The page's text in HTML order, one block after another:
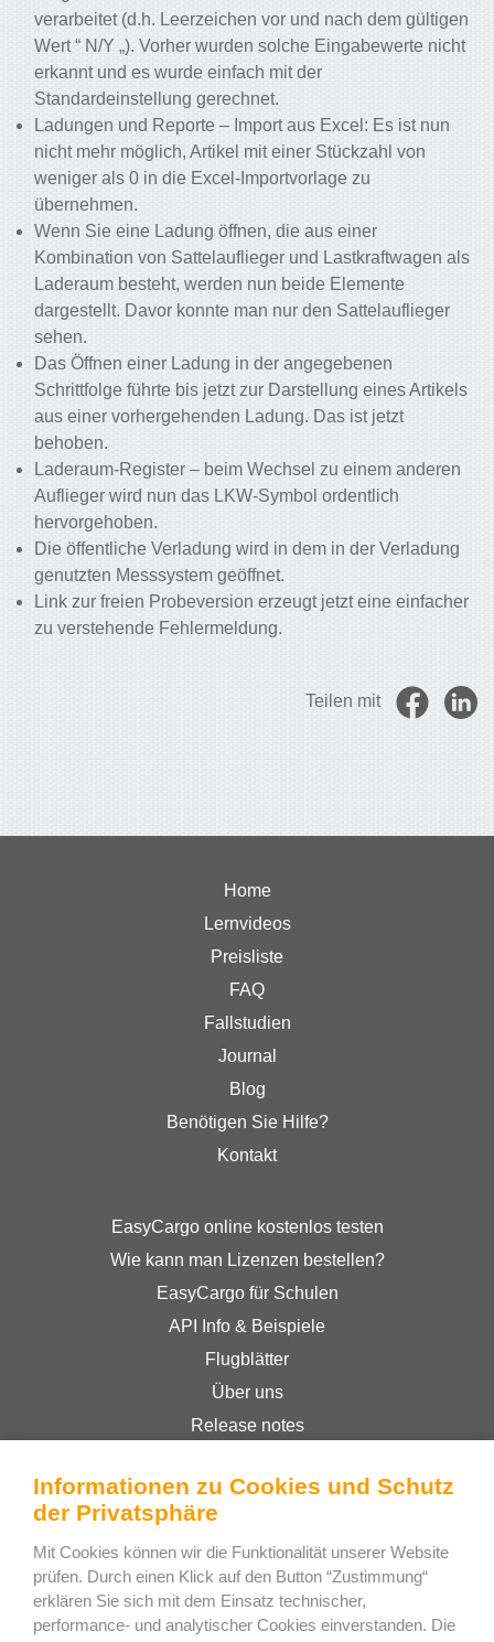
verarbeitet (d.h. Leerzeichen vor und nach dem gültigen
Wert “ N/Y „). Vorher wurden solche Eingabewerte nicht
erkannt und es wurde einfach mit der
Standardeinstellung gerechnet.
Ladungen und Reporte – Import aus Excel: Es ist nun
nicht mehr möglich, Artikel mit einer Stückzahl von
weniger als 0 in die Excel-Importvorlage zu
übernehmen.
Wenn Sie eine Ladung öffnen, die aus einer
Kombination von Sattelauflieger und Lastkraftwagen als
Laderaum besteht, werden nun beide Elemente
dargestellt. Davor konnte man nur den Sattelauflieger
sehen.
Das Öffnen einer Ladung in der angegebenen
Schrittfolge führte bis jetzt zur Darstellung eines Artikels
aus einer vorhergehenden Ladung. Das ist jetzt
behoben.
Laderaum-Register – beim Wechsel zu einem anderen
Auflieger wird nun das LKW-Symbol ordentlich
hervorgehoben.
Die öffentliche Verladung wird in dem in der Verladung
genutzten Messsystem geöffnet.
Link zur freien Probeversion erzeugt jetzt eine einfacher
zu verstehende Fehlermeldung.
Teilen mit
Home
Lernvideos
Preisliste
FAQ
Fallstudien
Journal
Blog
Benötigen Sie Hilfe?
Kontakt
EasyCargo online kostenlos testen
Wie kann man Lizenzen bestellen?
EasyCargo für Schulen
API Info & Beispiele
Flugblätter
Über uns
Release notes
Geschäftsbedingungen
Privacy Policy
Bee Interactive s.r.o.
U Pekarky 484/1a
Informationen zu Cookies und Schutz
der Privatsphäre
Mit Cookies können wir die Funktionalität unserer Website
prüfen. Durch einen Klick auf den Button “Zustimmung“
erklären Sie sich mit dem Einsatz technischer,
performance- und analytischer Cookies einverstanden. Die